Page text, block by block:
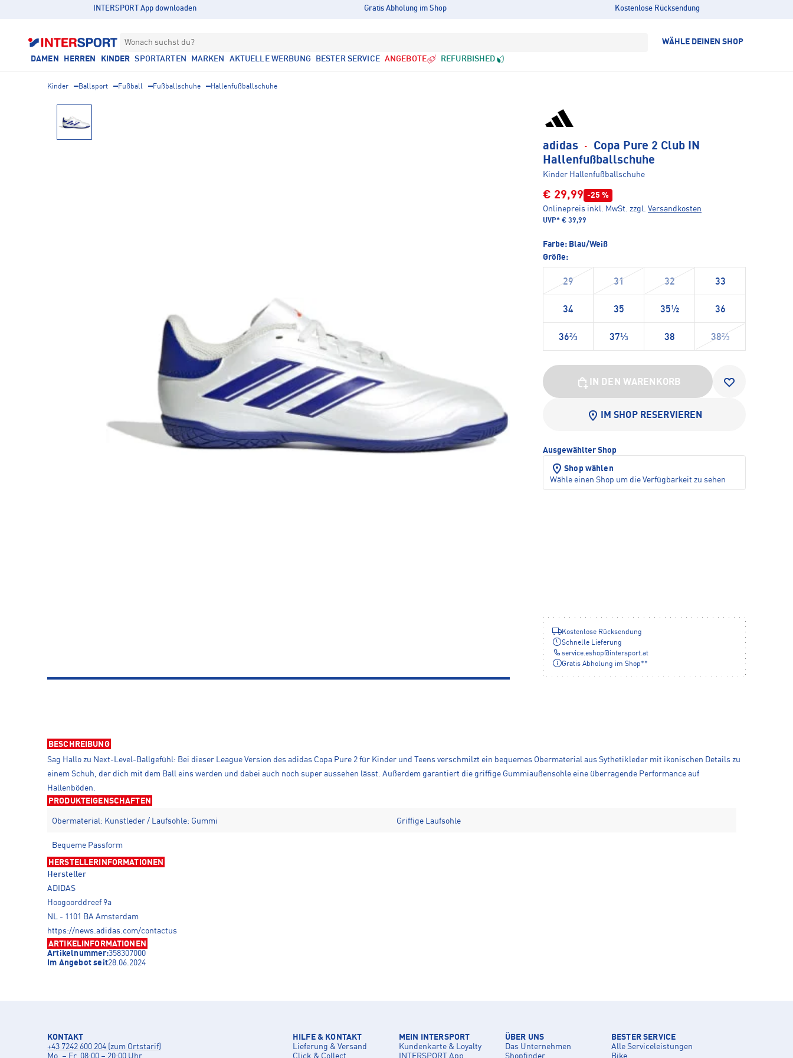
INTERSPORT App downloaden Gratis Abholung im Shop Kostenlose Rücksendung
Wonach suchst du? WÄHLE DEINEN SHOP
DAMEN HERREN KINDER SPORTARTEN MARKEN AKTUELLE WERBUNG BESTER SERVICE ANGEBOTE REFURBISHED
Kinder Ballsport Fußball Fußballschuhe Hallenfußballschuhe
adidas · Copa Pure 2 Club IN
Hallenfußballschuhe
Kinder Hallenfußballschuhe
€ 29,99 -25 %
Onlinepreis inkl. MwSt. zzgl. Versandkosten
UVP* € 39,99
Farbe: Blau/Weiß
Größe:
29 31 32 33
34 35 35½ 36
36⅔ 37⅓ 38 38⅔
IN DEN WARENKORB
IM SHOP RESERVIEREN
Ausgewählter Shop
Shop wählen
Wähle einen Shop um die Verfügbarkeit zu sehen
Kostenlose Rücksendung
Schnelle Lieferung
service.eshop@ intersport.at
Gratis Abholung im Shop**
BESCHREIBUNG
Sag Hallo zu Next-Level-Ballgefühl: Bei dieser League Version des adidas Copa Pure 2 für Kinder und Teens verschmilzt ein bequemes Obermaterial aus Sythetikleder mit ikonischen Details zu
einem Schuh, der dich mit dem Ball eins werden und dabei auch noch super aussehen lässt. Außerdem garantiert die griffige Gummiaußensohle eine überragende Performance auf
Hallenböden.
PRODUKTEIGENSCHAFTEN
Obermaterial: Kunstleder / Laufsohle: Gummi Griffige Laufsohle
Bequeme Passform
HERSTELLERINFORMATIONEN
Hersteller
ADIDAS
Hoogoorddreef 9a
NL - 1101 BA Amsterdam
https://news.adidas.com/contactus
ARTIKELINFORMATIONEN
Artikelnummer:358307000
Im Angebot seit28.06.2024
KONTAKT
+43 7242 600 204 (zum Ortstarif)
HILFE & KONTAKT
Lieferung & Versand
MEIN INTERSPORT
Kundenkarte & Loyalty
ÜBER UNS
Das Unternehmen
BESTER SERVICE
Alle Serviceleistungen